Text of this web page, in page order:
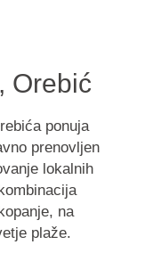
Orebić
ponuja
prenovljen
lokalnih
na
plaže.